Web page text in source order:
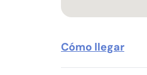
Cómo llegar